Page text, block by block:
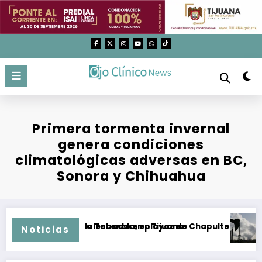
Saltar
contenido
Primera tormenta invernal
genera condiciones
climatológicas adversas en BC,
Sonora y Chihuahua
Noticias
Sánchez Taboada, en Tijuana
a adolescente en playas de Chapultepec, en